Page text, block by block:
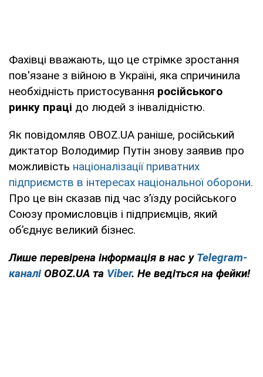
Фахівці вважають, що це стрімке зростання
пов'язане з війною в Україні, яка спричинила
необхідність пристосування російського
ринку праці до людей з інвалідністю.
Як повідомляв OBOZ.UA раніше, російський
диктатор Володимир Путін знову заявив про
можливість націоналізації приватних
підприємств в інтересах національної оборони.
Про це він сказав під час зʼїзду російського
Союзу промисловців і підприємців, який
обʼєднує великий бізнес.
Лише перевірена інформація в нас у Telegram-
каналі OBOZ.UA та Viber. Не ведіться на фейки!